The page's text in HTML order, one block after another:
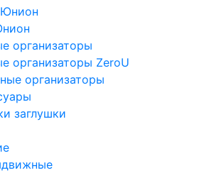
Юнион
организаторы
организаторы ZeroU
организаторы
заглушки